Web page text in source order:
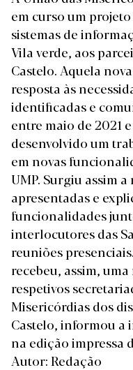
em curso um
sistemas de
Vila verde, aos
Castelo. Aquela
resposta às
identificadas e
entre maio de 2021
desenvolvido um
em novas
UMP. Surgiu assim
apresentadas e
funcionalidades
interlocutores das
reuniões
recebeu, assim,
respetivos
Misericórdias dos
Castelo, informou a
na edição impressa
Autor: Redação